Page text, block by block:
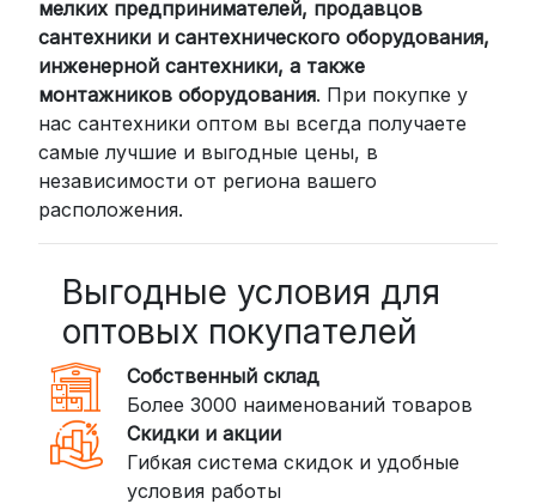
проверенными транспортными
компаниями:
СДЭК: Выбирайте доставку до
пункта выдачи (от 2 дней) или
курьером до двери (от 3 дней).
Стоимость начинается от300
рублей
пунктов выдачи или курьером.
Сроки — от 2 дней, стоимость — от
350 рублей
DPD: Международная служба
доставки, которая работает и
внутри России. Сроки — от 2 дней,
стоимость — от 400 рублей
мелких предпринимателей, продавцов
сантехники и сантехнического оборудования,
инженерной сантехники, а также
монтажников оборудования. При покупке у
нас сантехники оптом вы всегда получаете
самые лучшие и выгодные цены, в
независимости от региона вашего
расположения.
Выгодные условия для
оптовых покупателей
Собственный склад
Более 3000 наименований товаров
Скидки и акции
Гибкая система скидок и удобные
условия работы